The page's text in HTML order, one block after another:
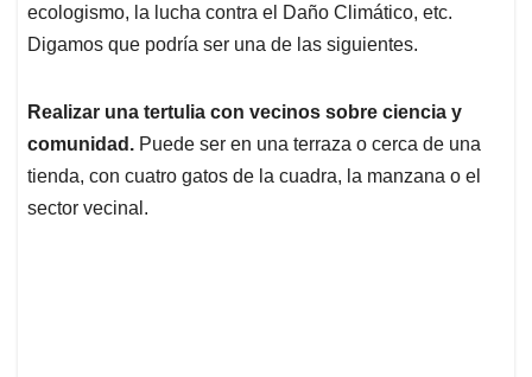
ecologismo, la lucha contra el Daño Climático, etc.
Digamos que podría ser una de las siguientes.
Realizar una tertulia con vecinos sobre ciencia y
comunidad. Puede ser en una terraza o cerca de una
tienda, con cuatro gatos de la cuadra, la manzana o el
sector vecinal.